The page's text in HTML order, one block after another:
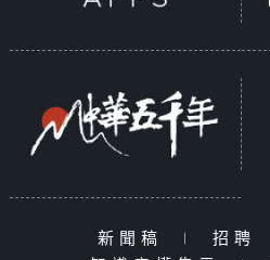
新聞稿 | 招聘